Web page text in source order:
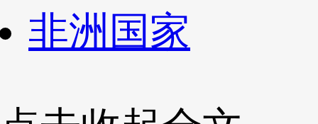
非洲国家